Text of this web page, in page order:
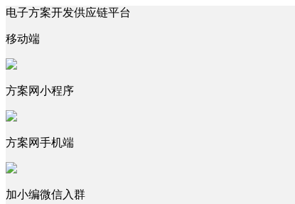
电子方案开发供应链平台
移动端
方案网小程序
方案网手机端
加小编微信入群